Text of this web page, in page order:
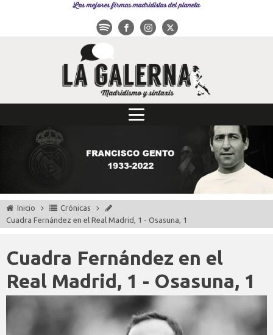
Las mejores firmas madridistas del planeta
Inicio
Crónicas
Cuadra Fernández en el Real Madrid, 1 - Osasuna, 1
Cuadra Fernández en el
Real Madrid, 1 - Osasuna, 1